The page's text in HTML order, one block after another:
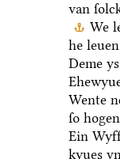
van
We
he
Deme
Wente
ſo
Ein
kyues